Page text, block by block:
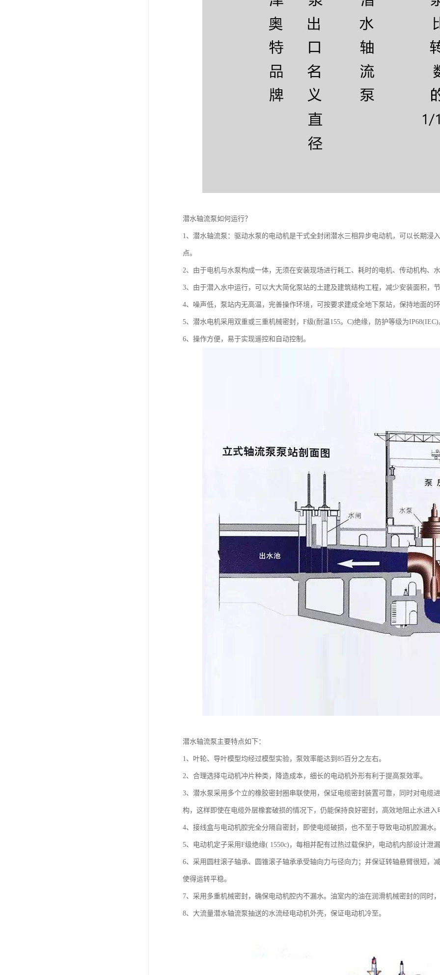
潜水轴流泵如何运行？
1、潜水轴流泵：驱动水泵的电动机是干式全封闭潜水三相异步电动机，可以长期浸
点。
2、由于电机与水泵构成一体，无须在安装现场进行耗工、耗时的电机、传动机构、
3、由于潜入水中运行，可以大大简化泵站的土建及建筑结构工程，减少安装面积，
4、噪声低，泵站内无高温，完善操作环境，可按要求建成全地下泵站，保持地面的
5、潜水电机采用双重或三重机械密封，F级(耐温155。C)绝缘，防护等级为IP68(IEC)
6、操作方便，易于实现遥控和自动控制。
潜水轴流泵主要特点如下：
1、叶轮、导叶模型均经过模型实验，泵效率能达到85百分之左右。
2、合理选择屯动机冲片种类，降造成本，细长的电动机外形有利于提高泵效率。
3、潜水泵采用多个立的橡胶密封圈串联使用，保证电缆密封装置可靠，同时对电缆
构，这样即使在电缆外层橡套破损的情况下，仍能保持良好密封，高效地阻止水进入
4、接线盒与电动机腔完全分隔自密封，即使电缆破损，也不至于导致电动机腔漏水。
5、电动机定子采用F级绝缘( 1550c)，每相并配有过热过载保护，电动机内部设计泄
6、采用圆柱滚子轴承、圆锥滚子轴承承受轴向力与径向力；并保证转轴悬臂很短，
使得运转平稳。
7、采用多重机械密封，确保电动机腔内不漏水。油室内的油在润滑机械密封的同时
8、大流量潜水轴流泵抽送的水流经电动机外壳，保证电动机冷至。